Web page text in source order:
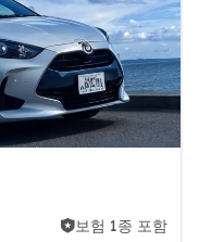
보험 1종 포함